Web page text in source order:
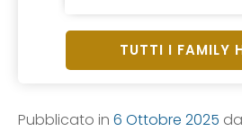
TUTTI I FAMILY
Pubblicato in 6 Ottobre 2025 da